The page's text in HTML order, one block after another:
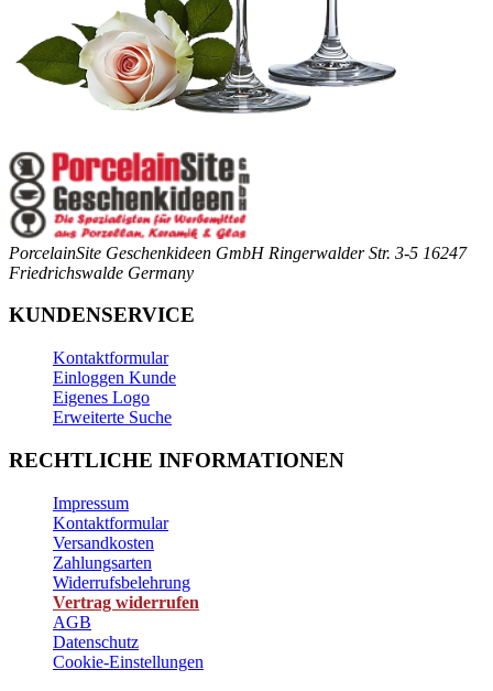
PorcelainSite Geschenkideen GmbH Ringerwalder Str. 3-5 16247
Friedrichswalde Germany
KUNDENSERVICE
Kontaktformular
Einloggen Kunde
Eigenes Logo
Erweiterte Suche
RECHTLICHE INFORMATIONEN
Impressum
Kontaktformular
Versandkosten
Zahlungsarten
Widerrufsbelehrung
Vertrag widerrufen
AGB
Datenschutz
Cookie-Einstellungen